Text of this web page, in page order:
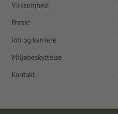
Virksomhed
Presse
Job og karriere
Miljøbeskyttelse
Kontakt